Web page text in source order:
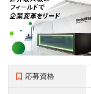
応募資格